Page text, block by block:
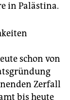
in Palästina.
schon von
Zerfall
bis heute